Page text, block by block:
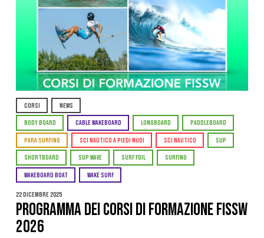
CORSI NEWS
BODY BOARD CABLE WAKEBOARD LONGBOARD PADDLEBOARD
PARA SURFING SCI NAUTICO A PIEDI NUDI SCI NAUTICO SUP
SHORTBOARD SUP WAVE SURF FOIL SURFING
WAKEBOARD BOAT WAKE SURF
22 Dicembre 2025
PROGRAMMA DEI CORSI DI FORMAZIONE FISSW
2026